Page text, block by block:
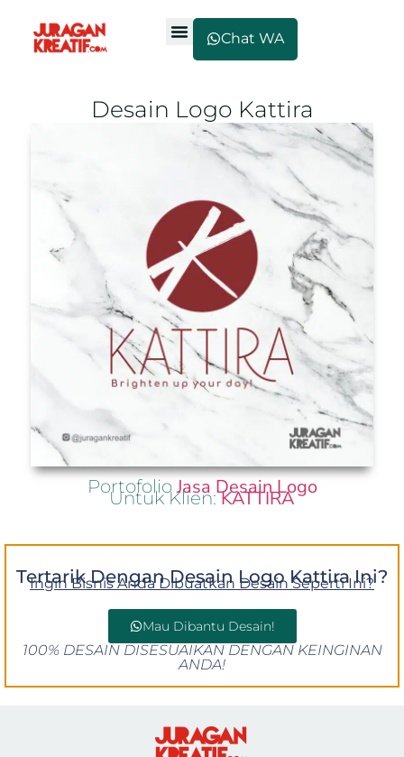
Chat WA
Desain Logo Kattira
PortofolioJasa Desain Logo
Untuk Klien:KATTIRA
Tertarik Dengan Desain Logo Kattira Ini?
Ingin Bisnis Anda Dibuatkan Desain Seperti Ini?
Mau Dibantu Desain!
100% DESAIN DISESUAIKAN DENGAN KEINGINAN
ANDA!